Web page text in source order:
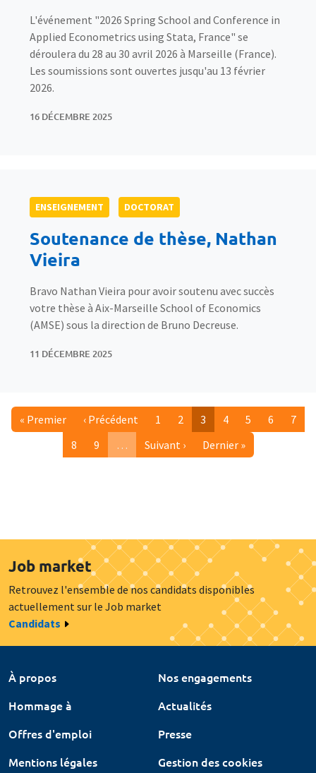
L'événement "2026 Spring School and Conference in
Applied Econometrics using Stata, France" se
déroulera du 28 au 30 avril 2026 à Marseille (France).
Les soumissions sont ouvertes jusqu'au 13 février
2026.
16 DÉCEMBRE 2025
ENSEIGNEMENT DOCTORAT
Soutenance de thèse, Nathan
Vieira
Bravo Nathan Vieira pour avoir soutenu avec succès
votre thèse à Aix-Marseille School of Economics
(AMSE) sous la direction de Bruno Decreuse.
11 DÉCEMBRE 2025
Première page
« Premier Page précédente
‹ Précédent Page
1 Page
2 Page courante
3 Page
4 Page
5 Page
6 Page
7
Page
8 Page
9
…
Page suivante
Suivant › Dernière page
Dernier »
Job market
Retrouvez l'ensemble de nos candidats disponibles
actuellement sur le Job market
Candidats
À propos
Nos engagements
Hommage à
Actualités
Offres d'emploi
Presse
Mentions légales
Gestion des cookies